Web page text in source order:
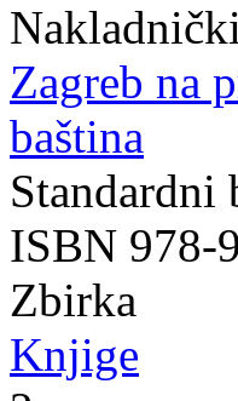
Zagreb na
baština
Standardni
ISBN 978-
Zbirka
Knjige